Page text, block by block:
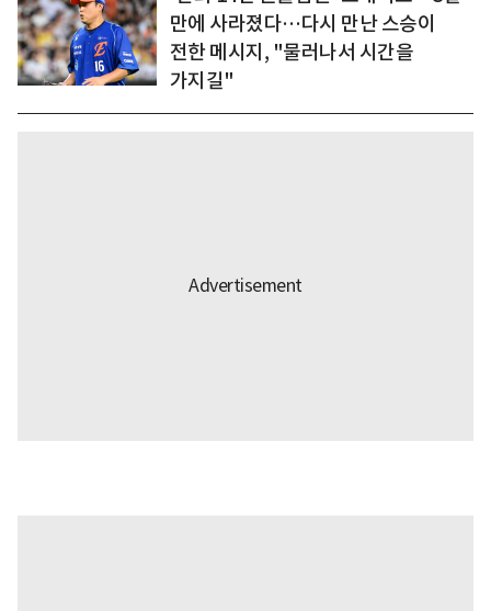
만에 사라졌다…다시 만난 스승이
전한 메시지, "물러나서 시간을
가지길"